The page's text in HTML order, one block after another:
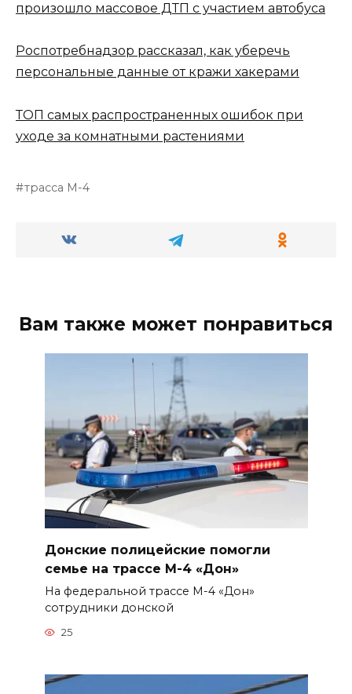
произошло массовое ДТП с участием автобуса
Роспотребнадзор рассказал, как уберечь
персональные данные от кражи хакерами
ТОП самых распространенных ошибок при
уходе за комнатными растениями
трасса М-4
Вам также может понравиться
Донские полицейские помогли
семье на трассе М-4 «Дон»
На федеральной трассе М-4 «Дон»
сотрудники донской
25